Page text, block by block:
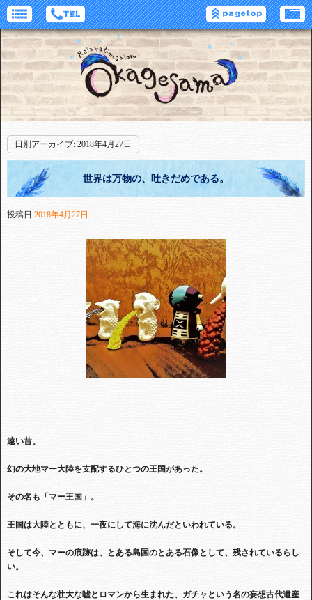
日別アーカイブ: 2018年4月27日
世界は万物の、吐きだめである。
投稿日 2018年4月27日
遠い昔。
幻の大地マー大陸を支配するひとつの王国があった。
その名も「マー王国」。
王国は大陸とともに、一夜にして海に沈んだといわれている。
そして今、マーの痕跡は、とある島国のとある石像として、残されているらし
い。
これはそんな壮大な嘘とロマンから生まれた、ガチャという名の妄想古代遺産